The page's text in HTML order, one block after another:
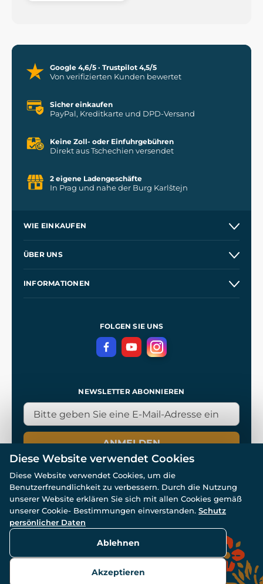
Google 4,6/5 · Trustpilot 4,5/5
Von verifizierten Kunden bewertet
Sicher einkaufen
PayPal, Kreditkarte und DPD-Versand
Keine Zoll- oder Einfuhrgebühren
Direkt aus Tschechien versendet
2 eigene Ladengeschäfte
In Prag und nahe der Burg Karlštejn
WIE EINKAUFEN
Kontakt
ÜBER UNS
INFORMATIONEN
DatenschutzerklärungFOLGEN SIE UNS
NEWSLETTER ABONNIEREN
ANMELDEN
© Alle Rechte vorbehalten. www.wulflund.de 2007-2026.
Powered by
Diese Website verwendet Cookies
Diese Website verwendet Cookies, um die
Benutzerfreundlichkeit zu verbessern. Durch die Nutzung
unserer Website erklären Sie sich mit allen Cookies gemäß
unserer Cookie- Bestimmungen einverstanden. Schutz
persönlicher Daten
Ablehnen
Akzeptieren